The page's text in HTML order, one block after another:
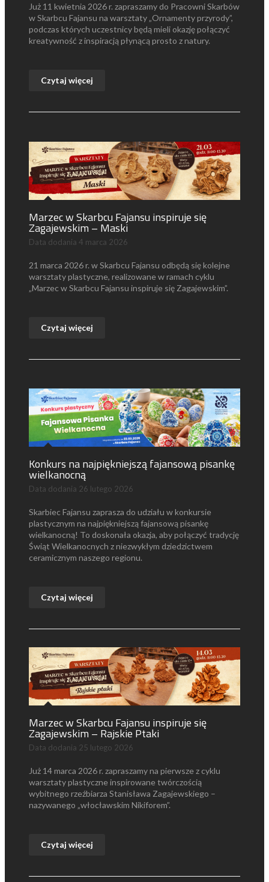
Już 11 kwietnia 2026 r. zapraszamy do Pracowni Skarbów
w Skarbcu Fajansu na warsztaty „Ornamenty przyrody”,
podczas których uczestnicy będą mieli okazję połączyć
kreatywność z inspiracją płynącą prosto z natury.
Czytaj więcej
Marzec w Skarbcu Fajansu inspiruje się
Zagajewskim – Maski
Data dodania 4 marca 2026
21 marca 2026 r. wSkarbcu Fajansu odbędą się kolejne
warsztaty plastyczne, realizowane w ramach cyklu
„Marzec w Skarbcu Fajansu inspiruje się Zagajewskim”.
Czytaj więcej
Konkurs na najpiękniejszą fajansową pisankę
wielkanocną
Data dodania 26 lutego 2026
Skarbiec Fajansu zaprasza do udziału w konkursie
plastycznym na najpiękniejszą fajansową pisankę
wielkanocną! To doskonała okazja, aby połączyć tradycję
Świąt Wielkanocnych z niezwykłym dziedzictwem
ceramicznym naszego regionu.
Czytaj więcej
Marzec w Skarbcu Fajansu inspiruje się
Zagajewskim – Rajskie Ptaki
Data dodania 25 lutego 2026
Już 14 marca 2026 r. zapraszamy na pierwsze z cyklu
warsztaty plastyczne inspirowane twórczością
wybitnego rzeźbiarza Stanisława Zagajewskiego –
nazywanego „włocławskim Nikiforem”.
Czytaj więcej